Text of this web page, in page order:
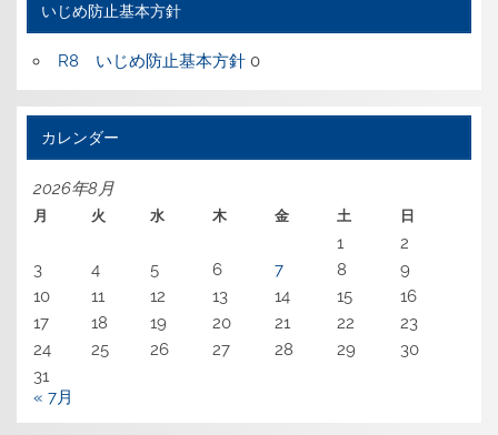
いじめ防止基本方針
R8 いじめ防止基本方針0
カレンダー
2026年8月
月 火 水 木 金 土 日
1
2
3
4 5 6 7 8
9
10
11 12 13 14 15
16
17
18 19 20 21 22
23
24
25 26 27 28 29
30
31
« 7月